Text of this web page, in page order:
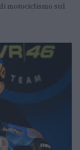
motociclismo sul